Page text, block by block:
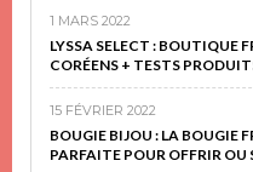
1 MARS 2022
LYSSA SELECT : BOUTIQUE
CORÉENS + TESTS
15 FÉVRIER 2022
BOUGIE BIJOU : LA BOUGIE
PARFAITE POUR OFFRIR OU